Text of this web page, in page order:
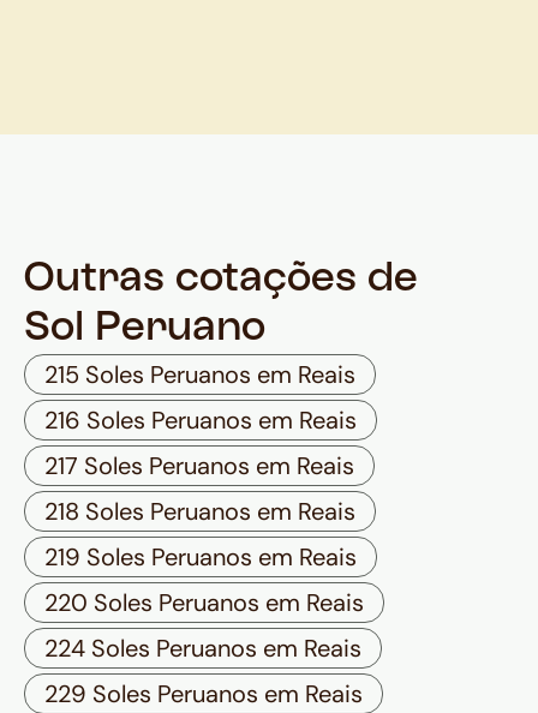
Outras cotações de
Sol Peruano
215 Soles Peruanos em Reais
216 Soles Peruanos em Reais
217 Soles Peruanos em Reais
218 Soles Peruanos em Reais
219 Soles Peruanos em Reais
220 Soles Peruanos em Reais
224 Soles Peruanos em Reais
229 Soles Peruanos em Reais